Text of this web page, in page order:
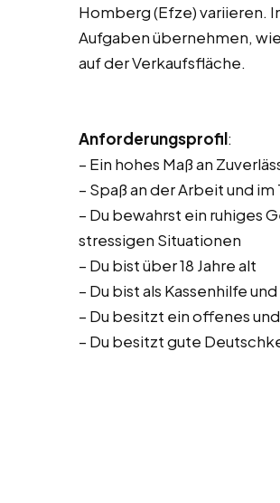
Homberg (Efze) variieren.
Aufgaben übernehmen,
auf der Verkaufsfläche.
Anforderungsprofil:
– Ein hohes Maß an
– Spaß an der Arbeit und im
– Du bewahrst ein ruhiges
stressigen Situationen
– Du bist über 18 Jahre alt
– Du bist als Kassenhilfe
– Du besitzt ein offenes
– Du besitzt gute